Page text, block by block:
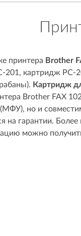
принтера Brother
201, картридж PC-
Картридж
Brother FAX
но и
на гарантии.
можно